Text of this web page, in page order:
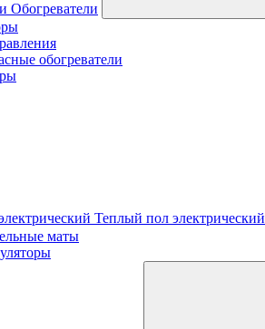
Обогреватели
обогреватели
Теплый пол электрический
маты